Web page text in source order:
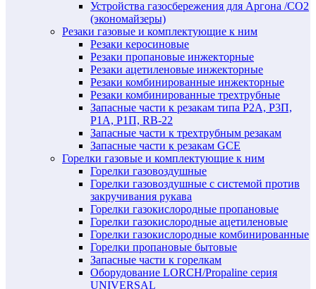
Устройства газосбережения для Аргона /СО2
(экономайзеры)
Резаки газовые и комплектующие к ним
Резаки керосиновые
Резаки пропановые инжекторные
Резаки ацетиленовые инжекторные
Резаки комбинированные инжекторные
Резаки комбинированные трехтрубные
Запасные части к резакам типа Р2А, Р3П,
Р1А, Р1П, RB-22
Запасные части к трехтрубным резакам
Запасные части к резакам GCE
Горелки газовые и комплектующие к ним
Горелки газовоздушные
Горелки газовоздушные с системой против
закручивания рукава
Горелки газокислородные пропановые
Горелки газокислородные ацетиленовые
Горелки газокислородные комбинированные
Горелки пропановые бытовые
Запасные части к горелкам
Оборудование LORCH/Propaline серия
UNIVERSAL